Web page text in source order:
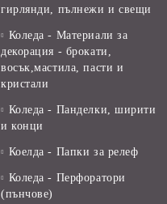
гирлянди, пълнежи и свещи
Коледа - Материали за
декорация - брокати,
восък,мастила, пасти и
кристали
Коледа - Панделки, ширити
и конци
Коелда - Папки за релеф
Коледа - Перфоратори
(пънчове)